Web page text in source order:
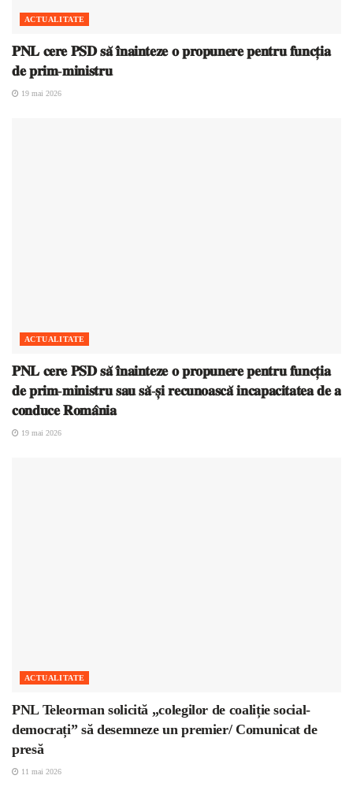
ACTUALITATE
𝐏𝐍𝐋 𝐜𝐞𝐫𝐞 𝐏𝐒𝐃 𝐬𝐚̆ 𝐢̂𝐧𝐚𝐢𝐧𝐭𝐞𝐳𝐞 𝐨 𝐩𝐫𝐨𝐩𝐮𝐧𝐞𝐫𝐞 𝐩𝐞𝐧𝐭𝐫𝐮 𝐟𝐮𝐧𝐜𝐭̦𝐢𝐚
𝐝𝐞 𝐩𝐫𝐢𝐦-𝐦𝐢𝐧𝐢𝐬𝐭𝐫𝐮
19 mai 2026
ACTUALITATE
𝐏𝐍𝐋 𝐜𝐞𝐫𝐞 𝐏𝐒𝐃 𝐬𝐚̆ 𝐢̂𝐧𝐚𝐢𝐧𝐭𝐞𝐳𝐞 𝐨 𝐩𝐫𝐨𝐩𝐮𝐧𝐞𝐫𝐞 𝐩𝐞𝐧𝐭𝐫𝐮 𝐟𝐮𝐧𝐜𝐭̦𝐢𝐚
𝐝𝐞 𝐩𝐫𝐢𝐦-𝐦𝐢𝐧𝐢𝐬𝐭𝐫𝐮 𝐬𝐚𝐮 𝐬𝐚̆-𝐬̦𝐢 𝐫𝐞𝐜𝐮𝐧𝐨𝐚𝐬𝐜𝐚̆ 𝐢𝐧𝐜𝐚𝐩𝐚𝐜𝐢𝐭𝐚𝐭𝐞𝐚 𝐝𝐞 𝐚
𝐜𝐨𝐧𝐝𝐮𝐜𝐞 𝐑𝐨𝐦𝐚̂𝐧𝐢𝐚
19 mai 2026
ACTUALITATE
PNL Teleorman solicită „colegilor de coaliție social-
democrați” să desemneze un premier/ Comunicat de
presă
11 mai 2026